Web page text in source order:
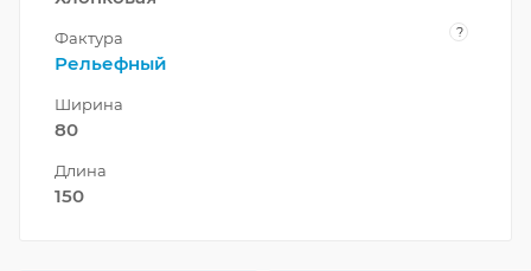
Фактура ?
Рельефный
Ширина
80
Длина
150